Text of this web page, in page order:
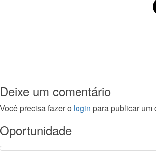
Deixe um comentário
Você precisa fazer o login para publicar um
Oportunidade